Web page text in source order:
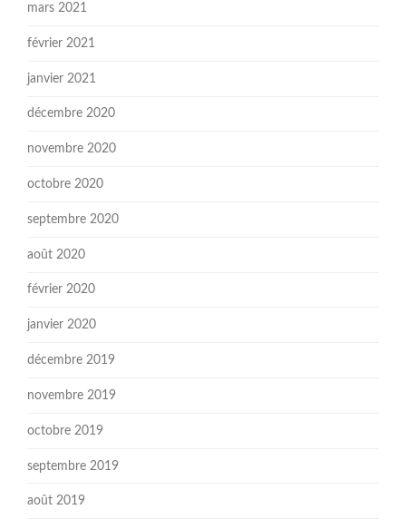
mars 2021
février 2021
janvier 2021
décembre 2020
novembre 2020
octobre 2020
septembre 2020
août 2020
février 2020
janvier 2020
décembre 2019
novembre 2019
octobre 2019
septembre 2019
août 2019